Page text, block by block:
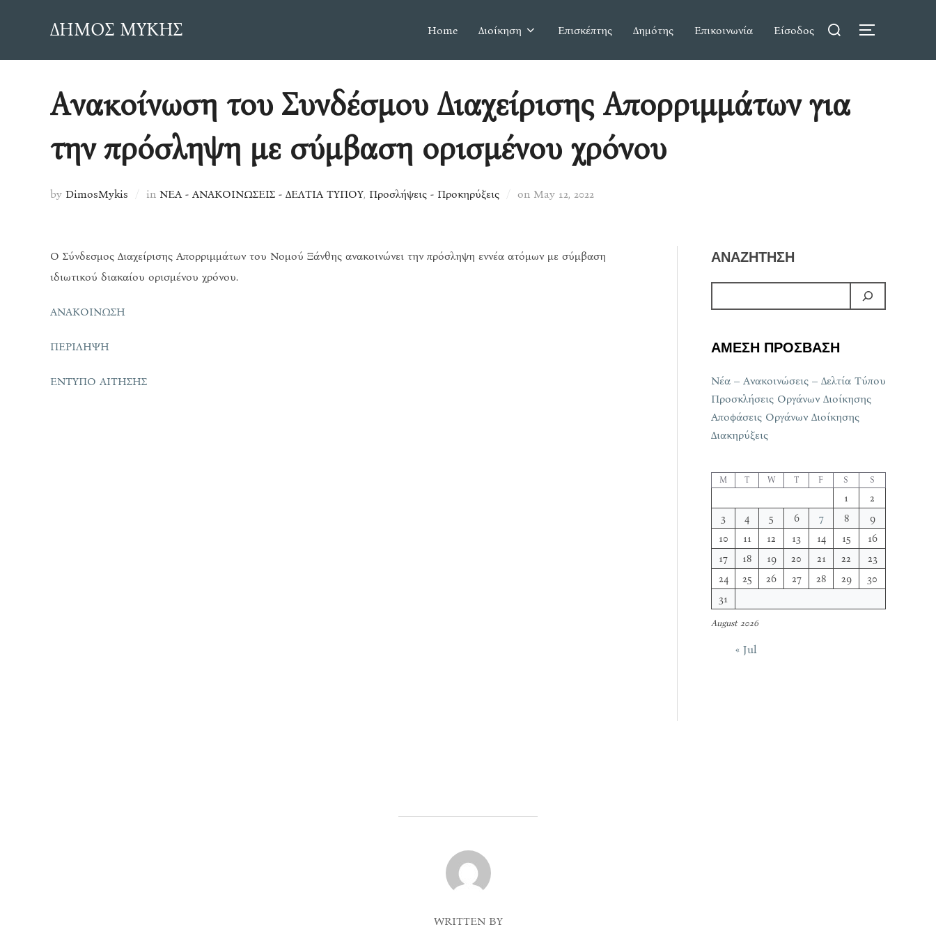
ΔΗΜΟΣ ΜΥΚΗΣ Home Διοίκηση Επισκέπτης Δημότης Επικοινωνία Είσοδος
Search
TOGGLE
Ανακοίνωση του Συνδέσμου Διαχείρισης Απορριμμάτων για
την πρόσληψη με σύμβαση ορισμένου χρόνου
by DimosMykis in ΝΕΑ - ΑΝΑΚΟΙΝΩΣΕΙΣ - ΔΕΛΤΙΑ ΤΥΠΟΥ, Προσλήψεις - Προκηρύξεις on Posted
May 12, 2022
Ο Σύνδεσμος Διαχείρισης Απορριμμάτων του Νομού Ξάνθης ανακοινώνει την πρόσληψη εννέα ατόμων με σύμβαση
ιδιωτικού διακαίου ορισμένου χρόνου.
ΑΝΑΚΟΙΝΩΣΗ
ΠΕΡΙΛΗΨΗ
ΕΝΤΥΠΟ ΑΙΤΗΣΗΣ
ΑΝΑΖΗΤΗΣΗ
ΑΜΕΣΗ ΠΡΟΣΒΑΣΗ
Νέα – Ανακοινώσεις – Δελτία Τύπου
Προσκλήσεις Οργάνων Διοίκησης
Αποφάσεις Οργάνων Διοίκησης
Διακηρύξεις
August 2026
M T W T F S S
1
2
3
4 5 6 7 8
9
10
11 12 13 14 15
16
17
18 19 20 21 22
23
24
25 26 27 28 29
30
31
« Jul
POST AUTHOR
WRITTEN BY